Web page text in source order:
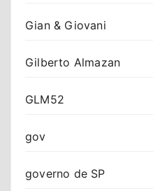
Gian & Giovani
Gilberto Almazan
GLM52
gov
governo de SP